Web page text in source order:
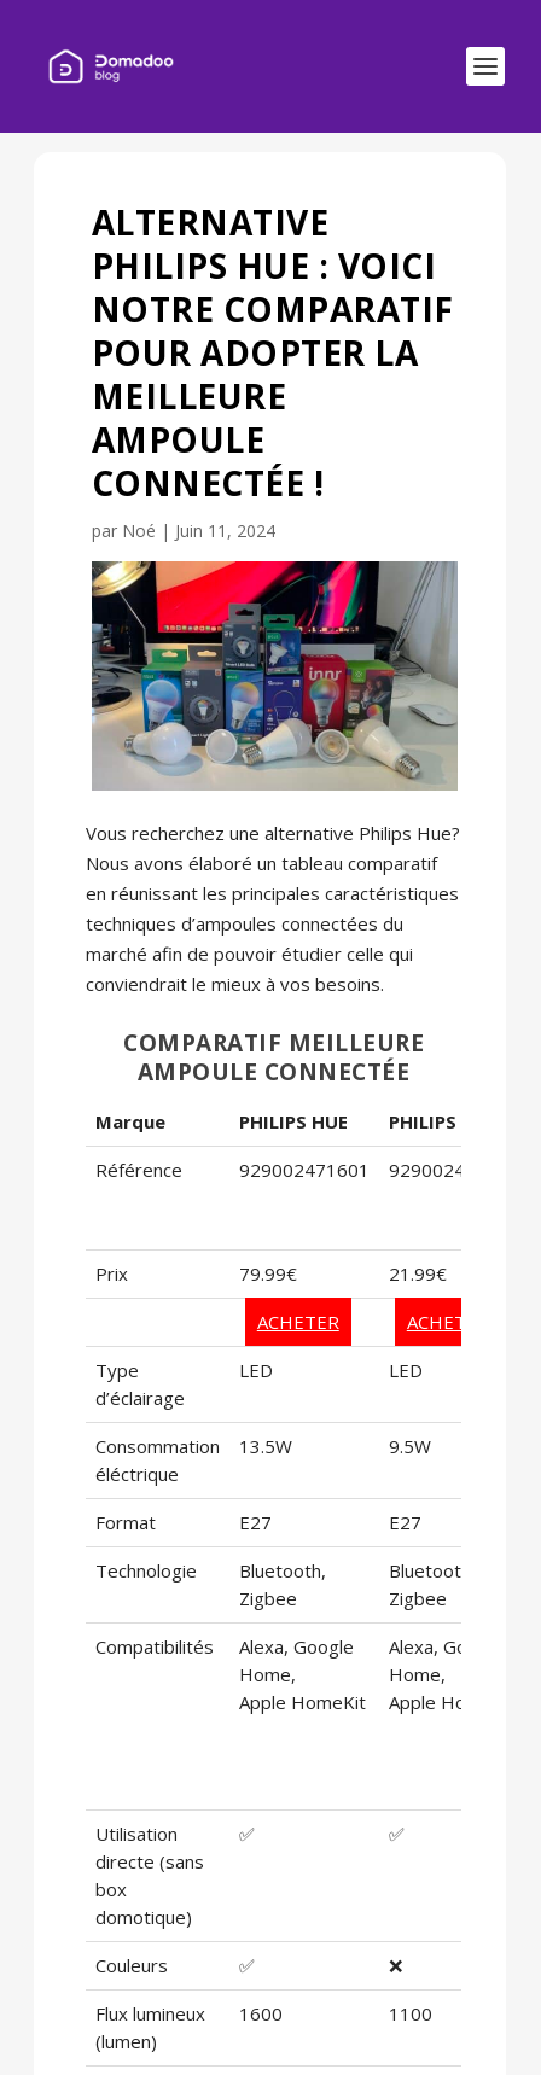
ALTERNATIVE
PHILIPS HUE : VOICI
NOTRE COMPARATIF
POUR ADOPTER LA
MEILLEURE
AMPOULE
CONNECTÉE !
par Noé | Juin 11, 2024
Vous recherchez une alternative Philips Hue?
Nous avons élaboré un tableau comparatif
en réunissant les principales caractéristiques
techniques d’ampoules connectées du
marché afin de pouvoir étudier celle qui
conviendrait le mieux à vos besoins.
COMPARATIF MEILLEURE
AMPOULE CONNECTÉE
Marque PHILIPS HUE PHILIPS HUE
Référence
929002471601 929002469202
Prix 79.99€ 21.99€
ACHETER
ACHETER
Type
d’éclairage
LED LED
Consommation
éléctrique
13.5W 9.5W
Format E27 E27
Technologie
Bluetooth,
Zigbee
Bluetooth,
Zigbee
Compatibilités
Alexa, Google
Home,
Apple HomeKit
Alexa, Google
Home,
Apple HomeKit
Utilisation
directe (sans
box
domotique)
✅ ✅
Couleurs ✅ ❌
Flux lumineux
(lumen)
1600 1100